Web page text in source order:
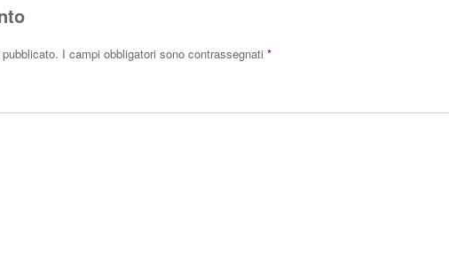
I campi obbligatori sono contrassegnati *